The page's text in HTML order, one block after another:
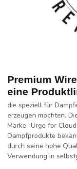
Premium
eine
die speziell für
erzeugen möchten.
Marke "Urge for
Dampfprodukte
durch seine hohe
Verwendung in